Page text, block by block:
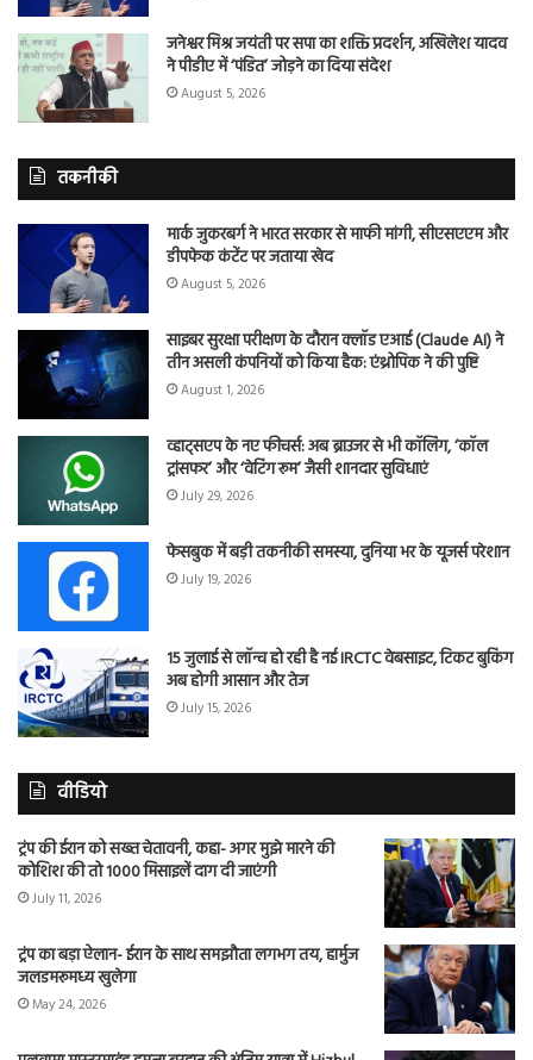
जनेश्वर मिश्र जयंती पर सपा का शक्ति प्रदर्शन, अखिलेश यादव
ने पीडीए में ‘पंडित’ जोड़ने का दिया संदेश
August 5, 2026
तकनीकी
मार्क जुकरबर्ग ने भारत सरकार से माफी मांगी, सीएसएएम और
डीपफेक कंटेंट पर जताया खेद
August 5, 2026
साइबर सुरक्षा परीक्षण के दौरान क्लॉड एआई (Claude AI) ने
तीन असली कंपनियों को किया हैक: एंथ्रोपिक ने की पुष्टि
August 1, 2026
व्हाट्सएप के नए फीचर्स: अब ब्राउजर से भी कॉलिंग, ‘कॉल
ट्रांसफर’ और ‘वेटिंग रूम’ जैसी शानदार सुविधाएं
July 29, 2026
फेसबुक में बड़ी तकनीकी समस्या, दुनिया भर के यूजर्स परेशान
July 19, 2026
15 जुलाई से लॉन्च हो रही है नई IRCTC वेबसाइट, टिकट बुकिंग
अब होगी आसान और तेज
July 15, 2026
वीडियो
ट्रंप की ईरान को सख्त चेतावनी, कहा- अगर मुझे मारने की
कोशिश की तो 1000 मिसाइलें दाग दी जाएंगी
July 11, 2026
ट्रंप का बड़ा ऐलान- ईरान के साथ समझौता लगभग तय, हार्मुज
जलडमरूमध्य खुलेगा
May 24, 2026